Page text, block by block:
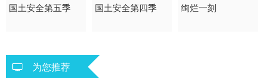
2015 / 美国 / 英语
国土安全第五季
2014 / 美国 / 英语
国土安全第四季
2026 / 美国 / 英语
绚烂一刻
为您推荐